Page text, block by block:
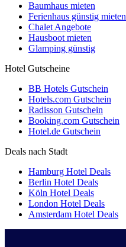
Baumhaus mieten
Ferienhaus günstig mieten
Chalet Angebote
Hausboot mieten
Glamping günstig
Hotel Gutscheine
BB Hotels Gutschein
Hotels.com Gutschein
Radisson Gutschein
Booking.com Gutschein
Hotel.de Gutschein
Deals nach Stadt
Hamburg Hotel Deals
Berlin Hotel Deals
Köln Hotel Deals
London Hotel Deals
Amsterdam Hotel Deals